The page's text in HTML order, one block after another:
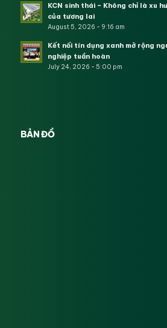
KCN sinh thái – Không chỉ là xu
của tương lai
August 5, 2026 - 9:16 am
Kết nối tín dụng xanh mở rộng
nghiệp tuần hoàn
July 24, 2026 - 5:00 pm
BẢN ĐỒ